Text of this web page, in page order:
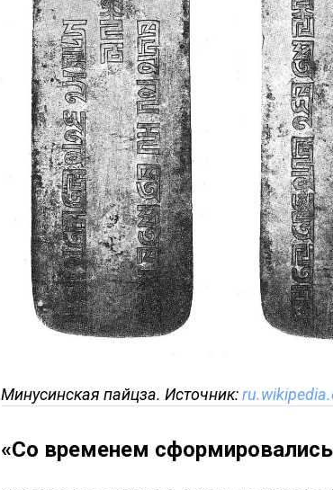
Минусинская пайцза. Источник:
«Со временем